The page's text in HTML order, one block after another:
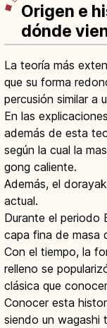
Origen e
dónde
La teoría más
que su forma
percusión similar a
En las
además de esta
según la cual la
gong caliente.
Además, el
actual.
Durante el periodo
capa fina de masa
Con el tiempo, la
relleno se
clásica que
Conocer esta
siendo un wagashi